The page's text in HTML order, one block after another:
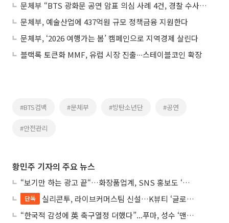
문체부 “BTS 광화문 공연 암표 의심 사례 4건, 경찰 수사 의뢰”
문체부, 예술산업에 437억원 규모 정책금융 지원한다
문체부, ‘2026 여행가는 봄’ 캠페인으로 지역경제 살린다
블랙록 토큰화 MMF, 유럽 시장 진출∙∙∙스테이블코인 확장
#BTS컴백 #문체부 #방탄소년단 #공연
#안전관리
황민주 기자의 주요 뉴스
“보기만 하는 광고 끝“…화장품업계, SNS 홍보도 ‘참여형 콘텐츠’로 변모
단독
실리콘투, 라이브커머스팀 신설…K뷰티 ‘글로벌 판매망’ 확대 속도
“한국적 감성에 英 축구열정 더했다”...푸마, 성수 ‘맨시티 하우스’ 팝업